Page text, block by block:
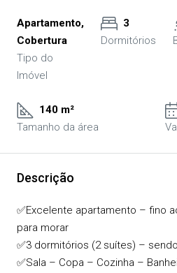
Apartamento,
Cobertura
Tipo do
Imóvel
3
Dormitórios
140 m²
Tamanho da área
Descrição
✅Excelente apartamento – fino
para morar
✅3 dormitórios (2 suítes) –
✅Sala – Copa – Cozinha –